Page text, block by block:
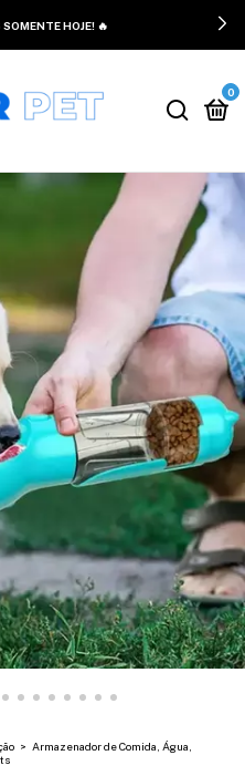
HOJE! 🔥
0
> Armazenador de Comida, Água,